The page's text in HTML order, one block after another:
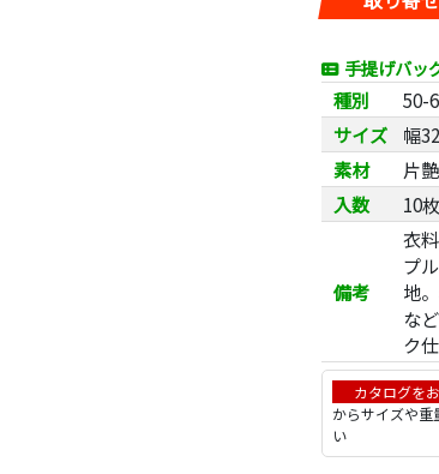
手提げバッ
種別
50-
サイズ
幅
素材
片
入数
10枚
備考
衣
プ
地
な
ク
カタログを
からサイズや重
い